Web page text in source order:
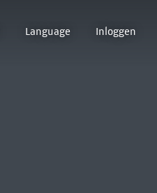
Language Inloggen